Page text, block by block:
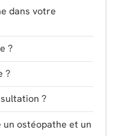
dans votre
?
?
?
ostéopathe et un